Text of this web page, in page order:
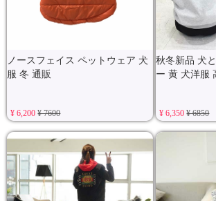
ノースフェイス ペットウェア 犬
服 冬 通販
¥ 6,200¥ 7600
秋冬新品 犬
ー 黄 犬洋服
¥ 6,350¥ 6850